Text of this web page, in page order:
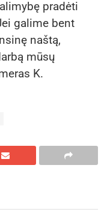
pradėti
galime bent
naštą,
mūsų
K.